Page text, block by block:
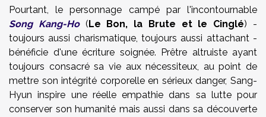
Pourtant, le personnage campé par l'incontournable
Song Kang-Ho(Le Bon, la Brute et le Cinglé) -
toujours aussi charismatique, toujours aussi attachant -
bénéficie d'une écriture soignée. Prêtre altruiste ayant
toujours consacré sa vie aux nécessiteux, au point de
mettre son intégrité corporelle en sérieux danger, Sang-
Hyun inspire une réelle empathie dans sa lutte pour
conserver son humanité mais aussi dans sa découverte